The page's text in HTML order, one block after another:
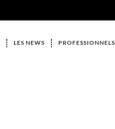
LES NEWS PROFESSIONNELS